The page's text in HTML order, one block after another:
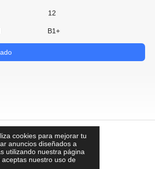
cookies para mejorar tu
anuncios diseñados a
utilizando nuestra página
nuestro uso de
12
final B1+